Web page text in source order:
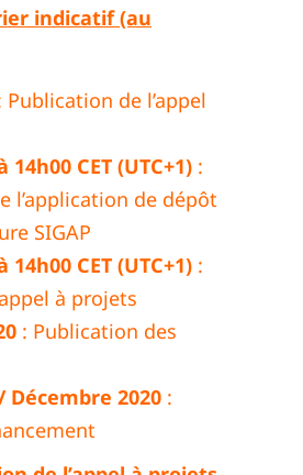
indicatif (au
Publication de l’appel
14h00 CET (UTC+1) :
l’application de dépôt
SIGAP
14h00 CET (UTC+1) :
à projets
: Publication des
Décembre 2020 :